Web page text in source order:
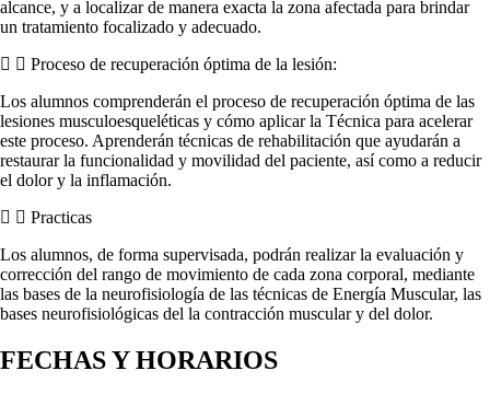
alcance, y a localizar de manera exacta la zona afectada para brindar
un tratamiento focalizado y adecuado.
Proceso de recuperación óptima de la lesión:
Los alumnos comprenderán el proceso de recuperación óptima de las
lesiones musculoesqueléticas y cómo aplicar la Técnica para acelerar
este proceso. Aprenderán técnicas de rehabilitación que ayudarán a
restaurar la funcionalidad y movilidad del paciente, así como a reducir
el dolor y la inflamación.
Practicas
Los alumnos, de forma supervisada, podrán realizar la evaluación y
corrección del rango de movimiento de cada zona corporal, mediante
las bases de la neurofisiología de las técnicas de Energía Muscular, las
bases neurofisiológicas del la contracción muscular y del dolor.
FECHAS Y HORARIOS